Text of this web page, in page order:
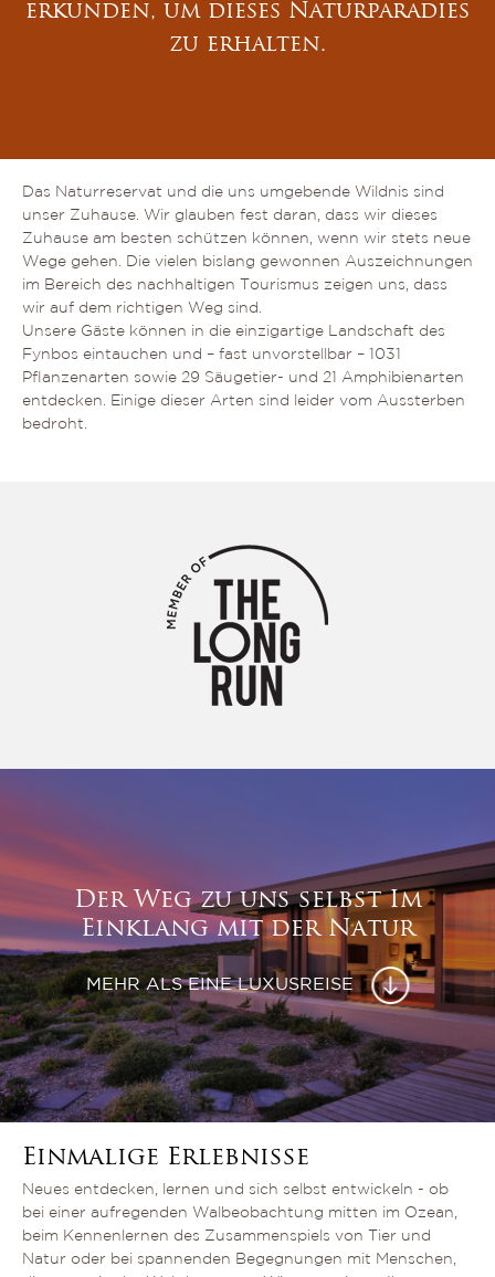
erkunden, um dieses Naturparadies
zu erhalten.
Das Naturreservat und die uns umgebende Wildnis sind
unser Zuhause. Wir glauben fest daran, dass wir dieses
Zuhause am besten schützen können, wenn wir stets neue
Wege gehen. Die vielen bislang gewonnen Auszeichnungen
im Bereich des nachhaltigen Tourismus zeigen uns, dass
wir auf dem richtigen Weg sind.
Unsere Gäste können in die einzigartige Landschaft des
Fynbos eintauchen und – fast unvorstellbar – 1031
Pflanzenarten sowie 29 Säugetier- und 21 Amphibienarten
entdecken. Einige dieser Arten sind leider vom Aussterben
bedroht.
Der Weg zu uns selbst Im
Einklang mit der Natur
MEHR ALS EINE LUXUSREISE
Einmalige Erlebnisse
Neues entdecken, lernen und sich selbst entwickeln - ob
bei einer aufregenden Walbeobachtung mitten im Ozean,
beim Kennenlernen des Zusammenspiels von Tier und
Natur oder bei spannenden Begegnungen mit Menschen,